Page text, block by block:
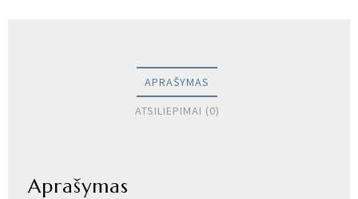
APRAŠYMAS
ATSILIEPIMAI (0)
Aprašymas